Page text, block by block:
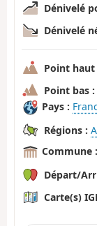
Dénivelé
Dénivelé
Point haut
Point bas :
Pays :
Régions :
Commune :
Départ/
Carte(s)